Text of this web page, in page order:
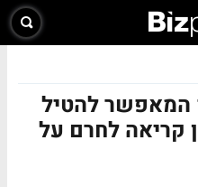
המאפשר להטיל
קריאה לחרם על